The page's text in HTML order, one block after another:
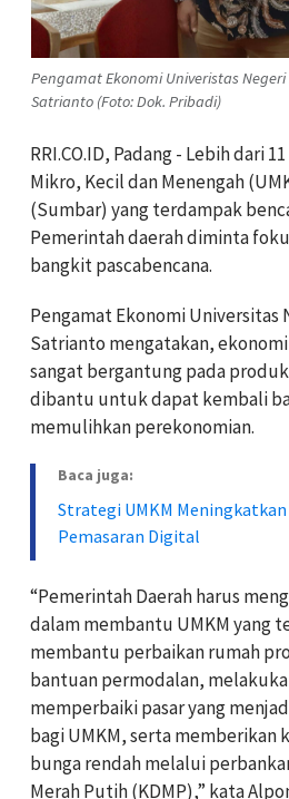
Pengamat Ekonomi Univeristas Negeri
Satrianto (Foto: Dok. Pribadi)
RRI.CO.ID, Padang - Lebih dari
Mikro, Kecil dan Menengah
(Sumbar) yang terdampak
Pemerintah daerah diminta
bangkit pascabencana.
Pengamat Ekonomi Universitas
Satrianto mengatakan,
sangat bergantung pada
dibantu untuk dapat kembali
memulihkan perekonomian.
Baca juga:
Strategi UMKM
Pemasaran Digital
“Pemerintah Daerah harus
dalam membantu UMKM yang
membantu perbaikan rumah
bantuan permodalan,
memperbaiki pasar yang
bagi UMKM, serta memberikan
bunga rendah melalui
Merah Putih (KDMP),” kata